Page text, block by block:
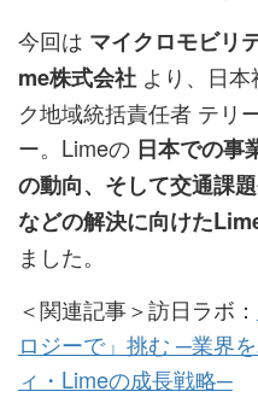
今回は マイクロモビリ
me株式会社 より、日
ク地域統括責任者 テリ
ー。Limeの 日本での事
の動向、そして交通課
などの解決に向けた
ました。
＜関連記事＞訪日ラボ：
ロジーで」挑む ─業界
ィ・Limeの成長戦略─